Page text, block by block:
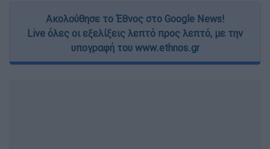
Ακολούθησε το Έθνος στο Google News!
Live όλες οι εξελίξεις λεπτό προς λεπτό, με την
υπογραφή του www.ethnos.gr